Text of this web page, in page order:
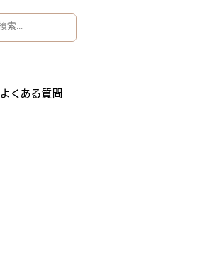
よくある質問